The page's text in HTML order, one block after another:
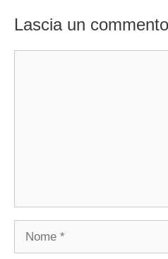
Lascia un commento